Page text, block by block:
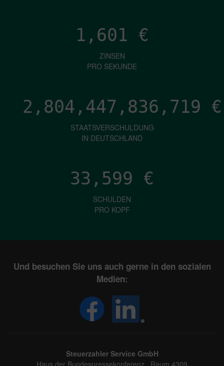
1,601 €
ZINSEN
PRO SEKUNDE
2,804,447,839,625 €
STAATSVERSCHULDUNG
IN DEUTSCHLAND
33,599 €
SCHULDEN
PRO KOPF
Und besuchen Sie uns auch gerne in den sozialen
Medien:
Steuerzahler Service GmbH
Haus der Bundespressekonferenz, Raum 4309